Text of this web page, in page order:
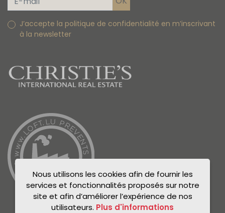
J’accepte la politique de confidentialité en m’inscrivant
à la newsletter
Nous utilisons les cookies afin de fournir les
services et fonctionnalités proposés sur notre
site et afin d’améliorer l’expérience de nos
utilisateurs. Plus d'informations